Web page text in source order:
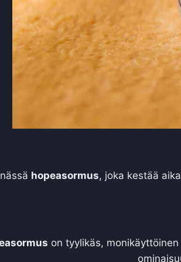
hopeasormus, joka kestää
on tyylikäs,